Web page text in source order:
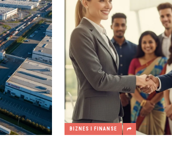
BIZNES I FINANSE